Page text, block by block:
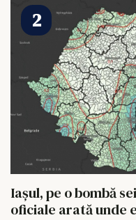
Iașul, pe o bombă
oficiale arată unde